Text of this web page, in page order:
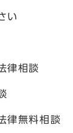
い
律相談
無料相談